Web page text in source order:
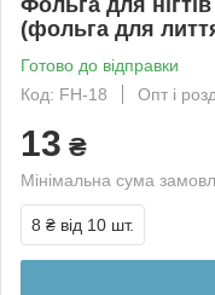
(фольга для
Готово до відправки
Код: FH-18
Опт і
13 ₴
Мінімальна сума
8 ₴ від 10 шт.